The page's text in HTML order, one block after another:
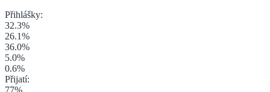
Přihlášky:
32.3%
26.1%
36.0%
5.0%
0.6%
Přijatí:
77%